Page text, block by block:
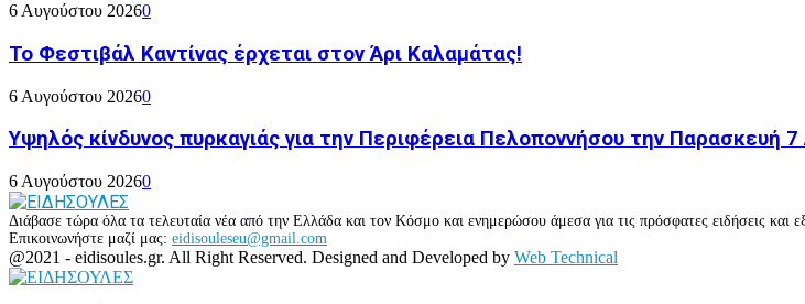
6 Αυγούστου 20260
Το Φεστιβάλ Καντίνας έρχεται στον Άρι Καλαμάτας!
6 Αυγούστου 20260
Υψηλός κίνδυνος πυρκαγιάς για την Περιφέρεια Πελοποννήσου την Παρασκευή
6 Αυγούστου 20260
Διάβασε τώρα όλα τα τελευταία νέα από την Ελλάδα και τον Κόσμο και ενημερώσου άμεσα για τις πρόσφατες ειδήσεις και
Επικοινωνήστε μαζί μας: eidisouleseu@gmail.com
Facebook
Twitter
Instagram
Youtube
@2021 - eidisoules.gr. All Right Reserved. Designed and Developed by Web Technical